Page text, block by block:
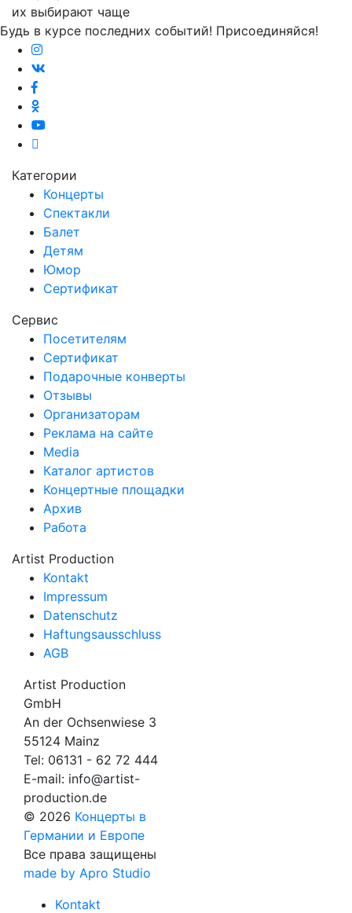
их выбирают чаще
Будь в курсе последних событий! Присоединяйся!
Категории
Концерты
Спектакли
Балет
Детям
Юмор
Сертификат
Сервис
Посетителям
Сертификат
Подарочные конверты
Отзывы
Организаторам
Реклама на сайте
Media
Каталог артистов
Концертные площадки
Архив
Работа
Artist Production
Kontakt
Impressum
Datenschutz
Haftungsausschluss
AGB
Artist Production
GmbH
An der Ochsenwiese 3
55124 Mainz
Tel: 06131 - 62 72 444
E-mail: info@artist-
production.de
© 2026 Концерты в
Германии и Европе
Все права защищены
made by Apro Studio
Kontakt